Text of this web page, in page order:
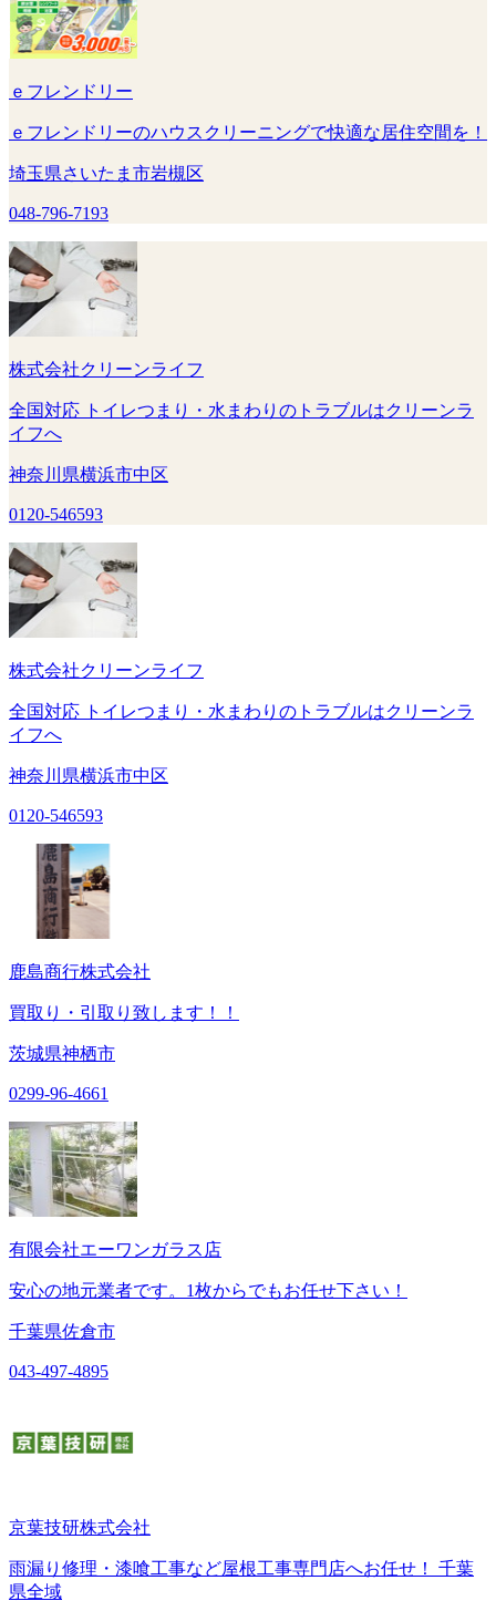
ｅフレンドリー
ｅフレンドリーのハウスクリーニングで快適な居住空間を！
埼玉県さいたま市岩槻区
048-796-7193
株式会社クリーンライフ
全国対応 トイレつまり・水まわりのトラブルはクリーンラ
イフへ
神奈川県横浜市中区
0120-546593
株式会社クリーンライフ
全国対応 トイレつまり・水まわりのトラブルはクリーンラ
イフへ
神奈川県横浜市中区
0120-546593
鹿島商行株式会社
買取り・引取り致します！！
茨城県神栖市
0299-96-4661
有限会社エーワンガラス店
安心の地元業者です。1枚からでもお任せ下さい！
千葉県佐倉市
043-497-4895
京葉技研株式会社
雨漏り修理・漆喰工事など屋根工事専門店へお任せ！ 千葉
県全域